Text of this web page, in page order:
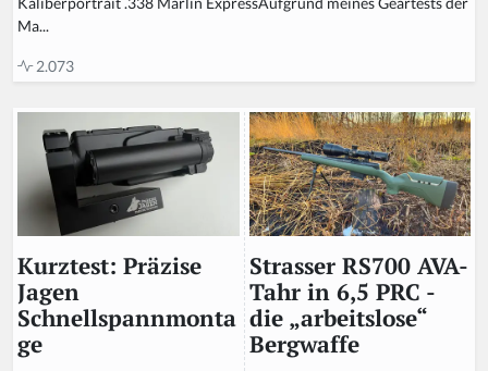
Ma...
2.073
Kurztest: Präzise
Jagen
Schnellspannmonta
ge
Strasser RS700 AVA-
Tahr in 6,5 PRC -
die „arbeitslose“
Bergwaffe